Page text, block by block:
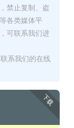
禁止复制、盗
各类媒体平
可联系我们进
系我们的在线
下载